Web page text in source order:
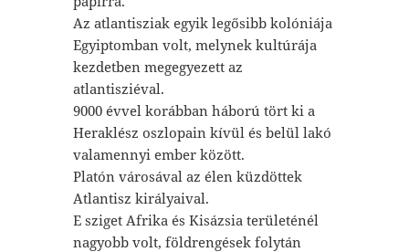
Az atlantisziak egyik legősibb kolóniája
Egyiptomban volt, melynek kultúrája
kezdetben megegyezett az
atlantisziéval.
9000 évvel korábban háború tört ki a
Heraklész oszlopain kívül és belül lakó
valamennyi ember között.
Platón városával az élen küzdöttek
Atlantisz királyaival.
E sziget Afrika és Kisázsia területénél
nagyobb volt, földrengések folytán